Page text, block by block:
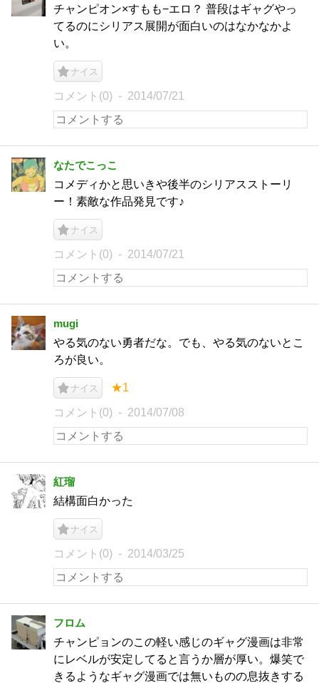
チャンピオン×すもも−エロ？ 普段はギャグやっ
てるのにシリアス展開が面白いのはなかなかよ
い。
ナイス
コメント(0) 2014/07/21
なたでこっこ
コメディかと思いきや後半のシリアスストーリ
ー！素敵な作品発見です♪
ナイス
コメント(0) 2014/07/21
mugi
やる気のない勇者だな。でも、やる気のないとこ
ろが良い。
ナイス ★1
コメント(0) 2014/07/08
紅瑠
結構面白かった
ナイス
コメント(0) 2014/03/25
フロム
チャンピョンのこの軽い感じのギャグ漫画は非常
にレベルが安定してると言うか層が厚い。爆笑で
きるようなギャグ漫画では無いものの息抜きする